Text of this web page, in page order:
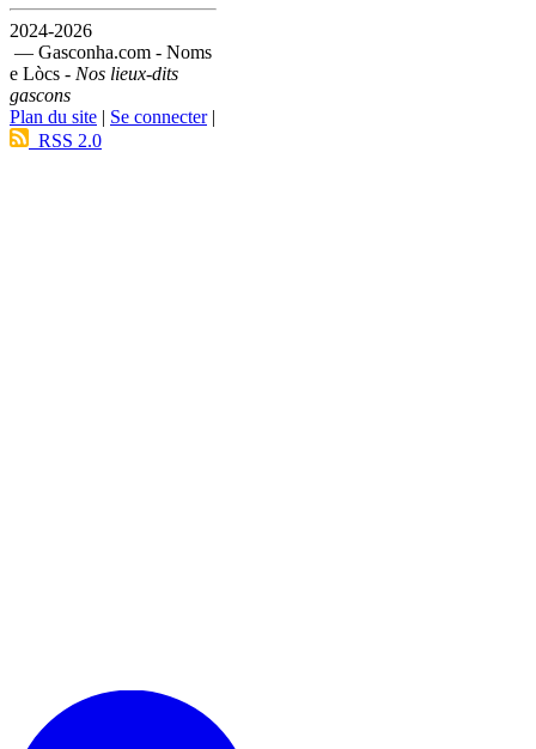
2024-2026
— Gasconha.com - Noms
e Lòcs - Nos lieux-dits
gascons
Plan du site | Se connecter|
RSS 2.0